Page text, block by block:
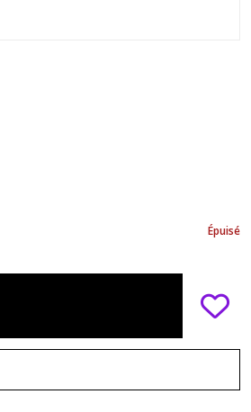
Épuisé